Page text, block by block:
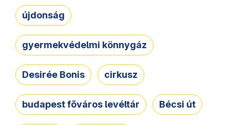
újdonság
gyermekvédelmi könnygáz
Desirée Bonis cirkusz
budapest főváros levéltár Bécsi út